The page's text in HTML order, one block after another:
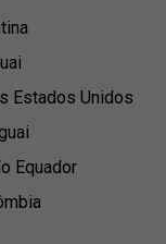
Estados Unidos
Equador